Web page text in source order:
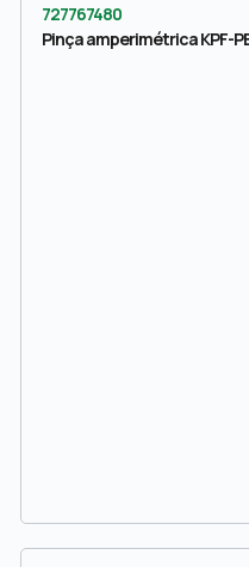
727767480
Pinça amperimétrica KPF-